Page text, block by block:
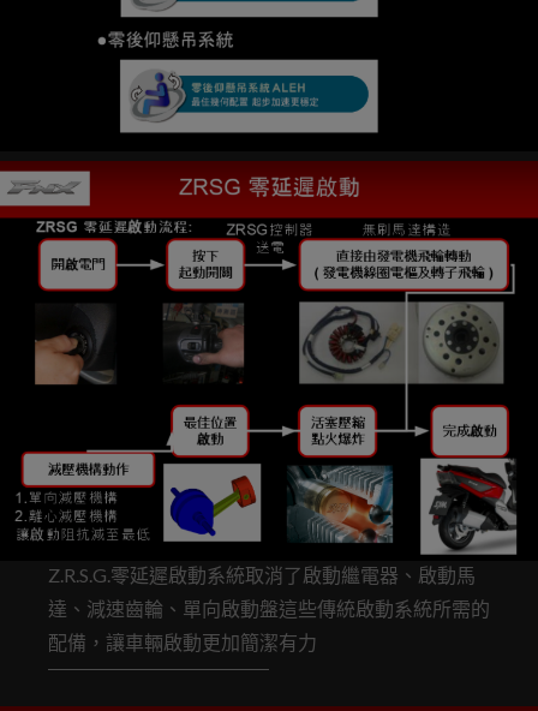
Z.R.S.G.零延遲啟動系統取消了啟動繼電器、啟動馬
達、減速齒輪、單向啟動盤這些傳統啟動系統所需的
配備，讓車輛啟動更加簡潔有力